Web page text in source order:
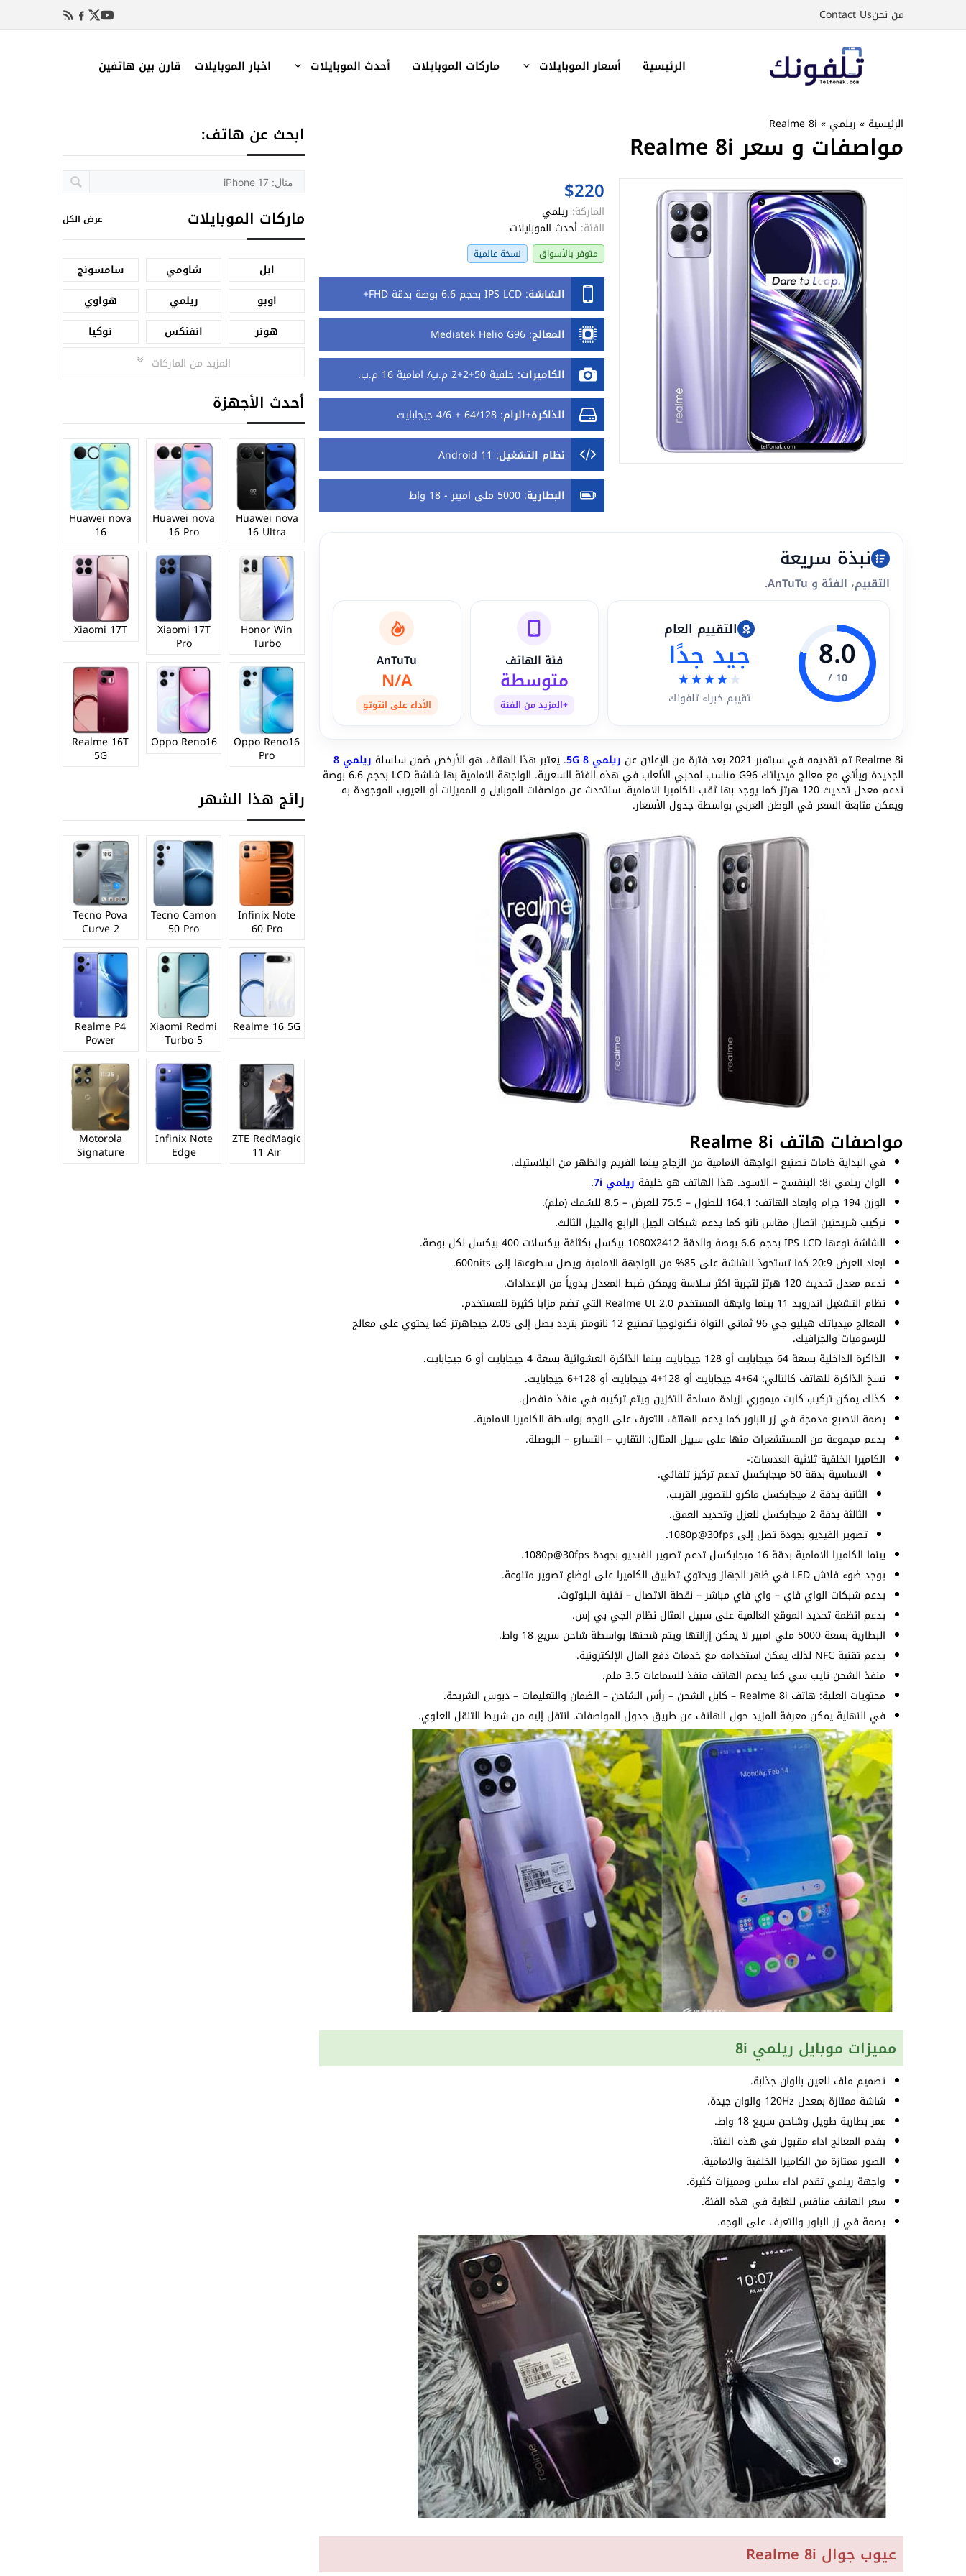
من نحنContact Us
الرئيسية أسعار الموبايلات ماركات الموبايلات أحدث الموبايلات اخبار الموبايلات قارن بين هاتفين
الرئيسية » ريلمي »
Realme 8i
مواصفات و سعر Realme 8i
$220
الماركة: ريلمي
الفئة: أحدث الموبايلات
متوفر بالأسواق نسخة عالمية
الشاشة:IPS LCD بحجم 6.6 بوصة بدقة FHD+
المعالج:
Mediatek Helio G96
الكاميرات:خلفية 50+2+2 م.ب/ امامية 16 م.ب.
الذاكرة+الرام:64/128 + 4/6 جيجابايت
نظام التشغيل:
Android 11
البطارية:5000 ملي امبير - 18 واط
نبذة سريعة
التقييم، الفئة و AnTuTu.
8.0
10 /
التقييم العام
جيد جدًا
★★★★★
تقييم خبراء تلفونك
فئة الهاتف
متوسطة
+المزيد من الفئة
AnTuTu
N/A
الأداء على انتوتو
Realme 8i تم تقديمه في سبتمبر 2021 بعد فترة من الإعلان عن ريلمي 8 5G . يعتبر هذا الهاتف هو الأرخص ضمن سلسلة ريلمي 8
الجديدة ويأتي مع معالج ميدياتك G96 مناسب لمحبي الألعاب في هذه الفئة السعرية. الواجهة الامامية بها شاشة LCD بحجم 6.6 بوصة
تدعم معدل تحديث 120 هرتز كما يوجد بها ثقب للكاميرا الامامية. سنتحدث عن مواصفات الموبايل و المميزات أو العيوب الموجودة به
ويمكن متابعة السعر في الوطن العربي بواسطة جدول الأسعار.
مواصفات هاتف Realme 8i
في البداية خامات تصنيع الواجهة الامامية من الزجاج بينما الفريم والظهر من البلاستيك.
الوان ريلمي 8i: البنفسج – الاسود. هذا الهاتف هو خليفة
ريلمي 7i
.
الوزن 194 جرام وابعاد الهاتف: 164.1 للطول – 75.5 للعرض – 8.5 للسُمك (ملم).
تركيب شريحتين اتصال مقاس نانو كما يدعم شبكات الجيل الرابع والجيل الثالث.
الشاشة نوعها IPS LCD بحجم 6.6 بوصة والدقة 1080X2412 بيكسل بكثافة بيكسلات 400 بيكسل لكل بوصة.
ابعاد العرض 20:9 كما تستحوذ الشاشة على 85% من الواجهة الامامية ويصل سطوعها إلى 600nits.
تدعم معدل تحديث 120 هرتز لتجربة اكثر سلاسة ويمكن ضبط المعدل يدوياً من الإعدادات.
نظام التشغيل اندرويد 11 بينما واجهة المستخدم Realme UI 2.0 التي تضم مزايا كثيرة للمستخدم.
المعالج ميدياتك هيليو جي 96 ثماني النواة تكنولوجيا تصنيع 12 نانومتر بتردد يصل إلى 2.05 جيجاهرتز كما يحتوي على معالج
للرسوميات والجرافيك.
الذاكرة الداخلية بسعة 64 جيجابايت أو 128 جيجابايت بينما الذاكرة العشوائية بسعة 4 جيجابايت أو 6 جيجابايت.
نسخ الذاكرة للهاتف كالتالي: 64+4 جيجابايت أو 128+4 جيجابايت أو 128+6 جيجابايت.
كذلك يمكن تركيب كارت ميموري لزيادة مساحة التخزين ويتم تركيبه في منفذ منفصل.
بصمة الاصبع مدمجة في زر الباور كما يدعم الهاتف التعرف على الوجه بواسطة الكاميرا الامامية.
يدعم مجموعة من المستشعرات منها على سبيل المثال: التقارب – التسارع – البوصلة.
الكاميرا الخلفية ثلاثية العدسات:-
الاساسية بدقة 50 ميجابكسل تدعم تركيز تلقائي.
الثانية بدقة 2 ميجابكسل ماكرو للتصوير القريب.
الثالثة بدقة 2 ميجابكسل للعزل وتحديد العمق.
تصوير الفيديو بجودة تصل إلى 1080p@30fps.
بينما الكاميرا الامامية بدقة 16 ميجابكسل تدعم تصوير الفيديو بجودة 1080p@30fps.
يوجد ضوء فلاش LED في ظهر الجهاز ويحتوي تطبيق الكاميرا على اوضاع تصوير متنوعة.
يدعم شبكات الواي فاي – واي فاي مباشر – نقطة الاتصال – تقنية البلوتوث.
يدعم انظمة تحديد الموقع العالمية على سبيل المثال نظام الجي بي إس.
البطارية بسعة 5000 ملي امبير لا يمكن إزالتها ويتم شحنها بواسطة شاحن سريع 18 واط.
يدعم تقنية NFC لذلك يمكن استخدامه مع خدمات دفع المال الإلكترونية.
منفذ الشحن تايب سي كما يدعم الهاتف منفذ للسماعات 3.5 ملم.
محتويات العلبة: هاتف Realme 8i – كابل الشحن – رأس الشاحن – الضمان والتعليمات – دبوس الشريحة.
في النهاية يمكن معرفة المزيد حول الهاتف عن طريق جدول المواصفات. انتقل إليه من شريط التنقل العلوي.
مميزات موبايل ريلمي 8i
تصميم ملف للعين بالوان جذابة.
شاشة ممتازة بمعدل 120Hz والوان جيدة.
عمر بطارية طويل وشاحن سريع 18 واط.
يقدم المعالج اداء مقبول في هذه الفئة.
الصور ممتازة من الكاميرا الخلفية والامامية.
واجهة ريلمي تقدم اداء سلس ومميزات كثيرة.
سعر الهاتف منافس للغاية في هذه الفئة.
بصمة في زر الباور والتعرف على الوجه.
عيوب جوال Realme 8i
ابحث عن هاتف:
ماركات الموبايلات عرض الكل
ابل شاومي
سامسونج
اوبو
ريلمي
هواوي
هونر
انفنكس
نوكيا
المزيد من الماركات
أحدث الأجهزة
Huawei nova
16 Ultra
Huawei nova
16 Pro
Huawei nova
16
Honor Win
Turbo
Xiaomi 17T
Pro
Xiaomi 17T
Oppo Reno16
Pro
Oppo Reno16
Realme 16T
5G
رائج هذا الشهر
Infinix Note
60 Pro
Tecno Camon
50 Pro
Tecno Pova
Curve 2
Realme 16 5G
Xiaomi Redmi
Turbo 5
Realme P4
Power
ZTE RedMagic
11 Air
Infinix Note
Edge
Motorola
Signature